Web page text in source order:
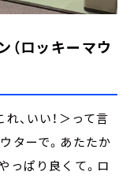
（ロッキーマウ
、いい！＞って言
ターで。あたたか
っぱり良くて。ロ